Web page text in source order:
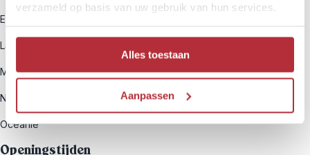
verzameld op basis van uw gebruik van hun services.
Alles toestaan
Aanpassen
Europa
Latijns-Amerika
Midden-Oosten
Noord-Amerika
Oceanië
Openingstijden